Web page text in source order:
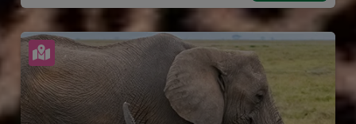
Se kart